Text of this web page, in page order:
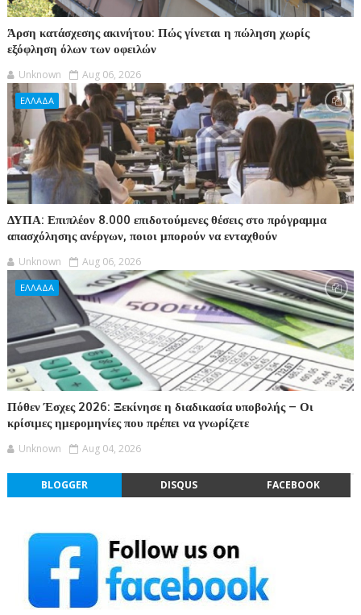
Άρση κατάσχεσης ακινήτου: Πώς γίνεται η πώληση χωρίς
εξόφληση όλων των οφειλών
Unknown Aug 06, 2026
ΕΛΛΑΔΑ
ΔΥΠΑ: Επιπλέον 8.000 επιδοτούμενες θέσεις στο πρόγραμμα
απασχόλησης ανέργων, ποιοι μπορούν να ενταχθούν
Unknown Aug 06, 2026
ΕΛΛΑΔΑ
Πόθεν Έσχες 2026: Ξεκίνησε η διαδικασία υποβολής – Οι
κρίσιμες ημερομηνίες που πρέπει να γνωρίζετε
Unknown Aug 04, 2026
BLOGGER DISQUS FACEBOOK